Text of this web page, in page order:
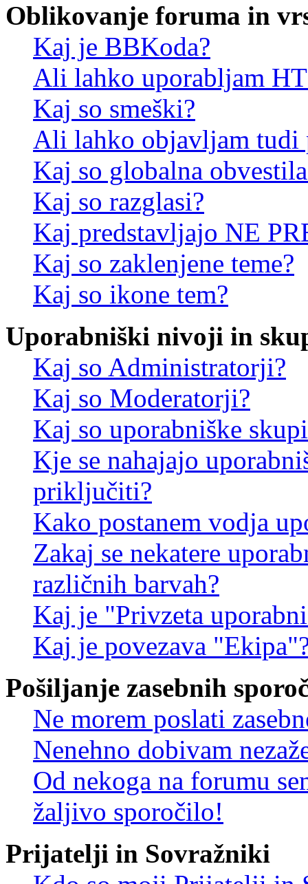
Oblikovanje foruma in
Kaj je BBKoda?
Ali lahko uporabljam
Kaj so smeški?
Ali lahko objavljam tudi
Kaj so globalna
Kaj so razglasi?
Kaj predstavljajo NE
Kaj so zaklenjene teme?
Kaj so ikone tem?
Uporabniški nivoji in
Kaj so Administratorji?
Kaj so Moderatorji?
Kaj so uporabniške
Kje se nahajajo
priključiti?
Kako postanem vodja
Zakaj se nekatere
različnih barvah?
Kaj je "Privzeta
Kaj je povezava
Pošiljanje zasebnih
Ne morem poslati
Nenehno dobivam
Od nekoga na forumu
žaljivo sporočilo!
Prijatelji in Sovražniki